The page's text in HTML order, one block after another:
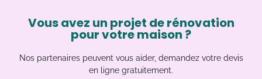
Vous avez un projet de rénovation
pour votre maison ?
Nos partenaires peuvent vous aider, demandez votre devis
en ligne gratuitement.